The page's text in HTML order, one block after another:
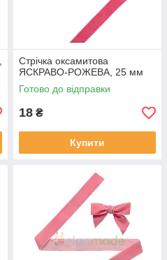
Стрічка оксамитова
ЯСКРАВО-РОЖЕВА, 25 мм
Готово до відправки
18 ₴
Купити